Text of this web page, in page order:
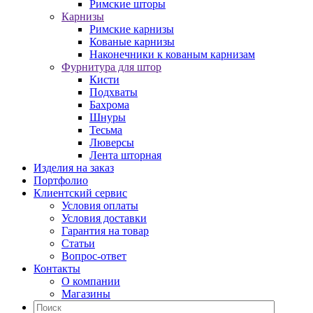
Римские шторы
Карнизы
Римские карнизы
Кованые карнизы
Наконечники к кованым карнизам
Фурнитура для штор
Кисти
Подхваты
Бахрома
Шнуры
Тесьма
Люверсы
Лента шторная
Изделия на заказ
Портфолио
Клиентский сервис
Условия оплаты
Условия доставки
Гарантия на товар
Статьи
Вопрос-ответ
Контакты
О компании
Магазины